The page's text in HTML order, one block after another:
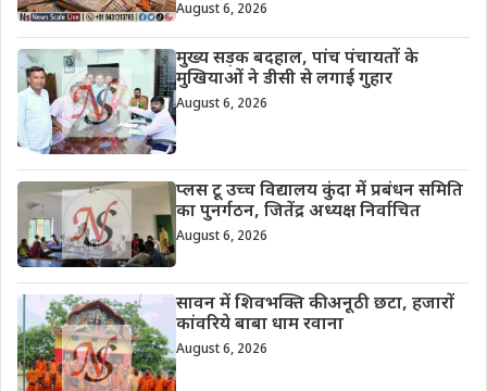
August 6, 2026
मुख्य सड़क बदहाल, पांच पंचायतों के
मुखियाओं ने डीसी से लगाई गुहार
August 6, 2026
प्लस टू उच्च विद्यालय कुंदा में प्रबंधन समिति
का पुनर्गठन, जितेंद्र अध्यक्ष निर्वाचित
August 6, 2026
सावन में शिवभक्ति की अनूठी छटा, हजारों
कांवरिये बाबा धाम रवाना
August 6, 2026